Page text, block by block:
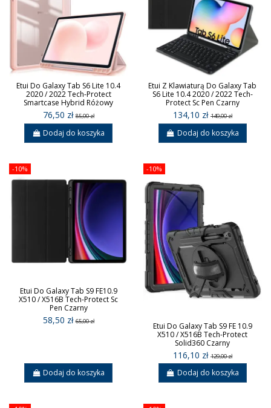
Etui Do Galaxy Tab S6 Lite 10.4
2020 / 2022 Tech-Protect
Smartcase Hybrid Różowy
76,50 zł85,00 zł
Dodaj do koszyka
Etui Z Klawiaturą Do Galaxy Tab
S6 Lite 10.4 2020 / 2022 Tech-
Protect Sc Pen Czarny
134,10 zł 149,00 zł
Dodaj do koszyka
-10%
Etui Do Galaxy Tab S9 FE10.9
X510 / X516B Tech-Protect Sc
Pen Czarny
58,50 zł65,00 zł
Dodaj do koszyka
-10%
Etui Do Galaxy Tab S9 FE 10.9
X510 / X516B Tech-Protect
Solid360 Czarny
116,10 zł 129,00 zł
Dodaj do koszyka